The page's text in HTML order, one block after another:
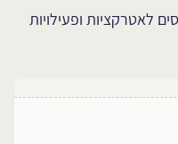
לאטרקציות ופעילויות